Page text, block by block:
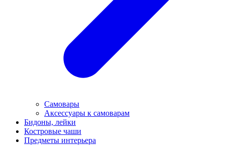
Самовары
Аксессуары к самоварам
Бидоны, лейки
Костровые чаши
Предметы интерьера